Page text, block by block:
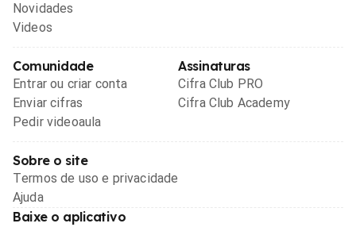
Novidades
Videos
Comunidade
Entrar ou criar conta
Enviar cifras
Pedir videoaula
Assinaturas
Cifra Club PRO
Cifra Club Academy
Sobre o site
Termos de uso e privacidade
Ajuda
Baixe o aplicativo